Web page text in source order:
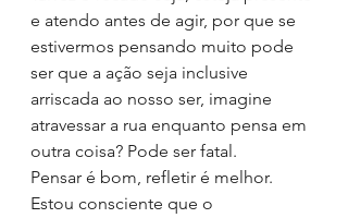
e atendo antes de agir, por que se
estivermos pensando muito pode
ser que a ação seja inclusive
arriscada ao nosso ser, imagine
atravessar a rua enquanto pensa em
outra coisa? Pode ser fatal.
Pensar é bom, refletir é melhor.
Estou consciente que o